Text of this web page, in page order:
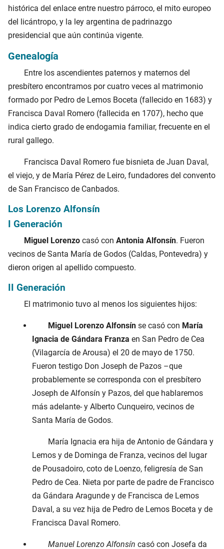
histórica del enlace entre nuestro párroco, el mito europeo
del licántropo, y la ley argentina de padrinazgo
presidencial que aún continúa vigente.
Genealogía
Entre los ascendientes paternos y maternos del
presbítero encontramos por cuatro veces al matrimonio
formado por Pedro de Lemos Boceta (fallecido en 1683) y
Francisca Daval Romero (fallecida en 1707), hecho que
indica cierto grado de endogamia familiar, frecuente en el
rural gallego.
Francisca Daval Romero fue bisnieta de Juan Daval,
el viejo, y de María Pérez de Leiro, fundadores del convento
de San Francisco de Canbados.
Los Lorenzo Alfonsín
I Generación
Miguel Lorenzo casó con Antonia Alfonsín. Fueron
vecinos de Santa María de Godos (Caldas, Pontevedra) y
dieron origen al apellido compuesto.
II Generación
El matrimonio tuvo al menos los siguientes hijos:
Miguel Lorenzo Alfonsín se casó con María
Ignacia de Gándara Franza en San Pedro de Cea
(Vilagarcía de Arousa) el 20 de mayo de 1750.
Fueron testigo Don Joseph de Pazos –que
probablemente se corresponda con el presbítero
Joseph de Alfonsín y Pazos, del que hablaremos
más adelante- y Alberto Cunqueiro, vecinos de
Santa María de Godos.
María Ignacia era hija de Antonio de Gándara y
Lemos y de Dominga de Franza, vecinos del lugar
de Pousadoiro, coto de Loenzo, feligresía de San
Pedro de Cea. Nieta por parte de padre de Francisco
da Gándara Aragunde y de Francisca de Lemos
Daval, a su vez hija de Pedro de Lemos Boceta y de
Francisca Daval Romero.
Manuel Lorenzo Alfonsín casó con Josefa da